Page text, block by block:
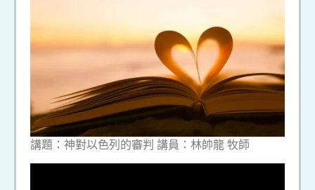
講題：神對以色列的審判 講員：林帥龍 牧師